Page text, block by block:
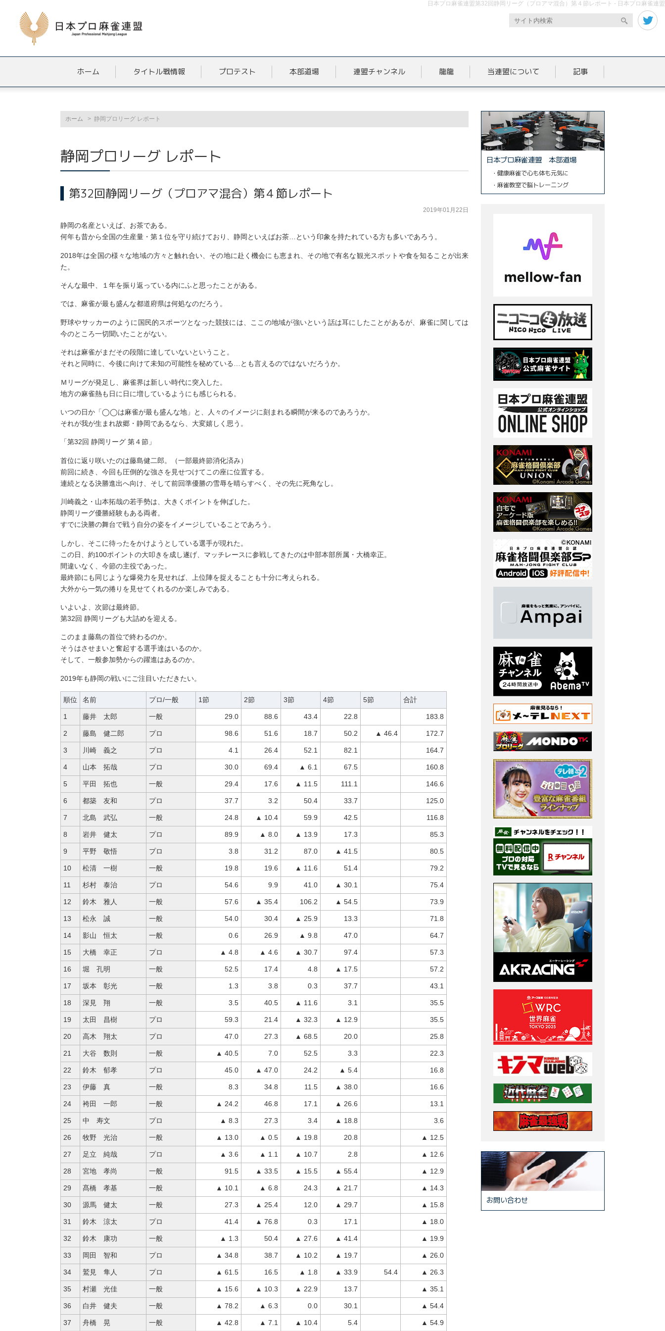
日本プロ麻雀連盟第32回静岡リーグ（プロアマ混合）第４節レポート - 日本プロ麻雀連盟
ホーム タイトル戦情報 プロテスト 本部道場 連盟チャンネル 龍龍 当連盟について 記事
ホーム 静岡プロリーグ レポート
静岡プロリーグ レポート
第32回静岡リーグ（プロアマ混合）第４節レポート
2019年01月22日
静岡の名産といえば、お茶である。
何年も昔から全国の生産量・第１位を守り続けており、静岡といえばお茶…という印象を持たれている方も多いであろう。
2018年は全国の様々な地域の方々と触れ合い、その地に赴く機会にも恵まれ、その地で有名な観光スポットや食を知ることが出来
た。
そんな最中、１年を振り返っている内にふと思ったことがある。
では、麻雀が最も盛んな都道府県は何処なのだろう。
野球やサッカーのように国民的スポーツとなった競技には、ここの地域が強いという話は耳にしたことがあるが、麻雀に関しては
今のところ一切聞いたことがない。
それは麻雀がまだその段階に達していないということ。
それと同時に、今後に向けて未知の可能性を秘めている…とも言えるのではないだろうか。
Ｍリーグが発足し、麻雀界は新しい時代に突入した。
地方の麻雀熱も日に日に増しているようにも感じられる。
いつの日か「◯◯は麻雀が最も盛んな地」と、人々のイメージに刻まれる瞬間が来るのであろうか。
それが我が生まれ故郷・静岡であるなら、大変嬉しく思う。
「第32回 静岡リーグ 第４節」
首位に返り咲いたのは藤島健二郎。（一部最終節消化済み）
前回に続き、今回も圧倒的な強さを見せつけてこの座に位置する。
連続となる決勝進出へ向け、そして前回準優勝の雪辱を晴らすべく、その先に死角なし。
川崎義之・山本拓哉の若手勢は、大きくポイントを伸ばした。
静岡リーグ優勝経験もある両者。
すでに決勝の舞台で戦う自分の姿をイメージしていることであろう。
しかし、そこに待ったをかけようとしている選手が現れた。
この日、約100ポイントの大叩きを成し遂げ、マッチレースに参戦してきたのは中部本部所属・大橋幸正。
間違いなく、今節の主役であった。
最終節にも同じような爆発力を見せれば、上位陣を捉えることも十分に考えられる。
大外から一気の捲りを見せてくれるのか楽しみである。
いよいよ、次節は最終節。
第32回 静岡リーグも大詰めを迎える。
このまま藤島の首位で終わるのか。
そうはさせまいと奮起する選手達はいるのか。
そして、一般参加勢からの躍進はあるのか。
2019年も静岡の戦いにご注目いただきたい。
順位 名前 プロ/一般 1節 2節 3節 4節 5節 合計
1 藤井 太郎 一般 29.0 88.6 43.4 22.8 183.8
2 藤島 健二郎 プロ 98.6 51.6 18.7 50.2 ▲ 46.4 172.7
3 川崎 義之 プロ 4.1 26.4 52.1 82.1 164.7
4 山本 拓哉 プロ 30.0 69.4 ▲ 6.1 67.5 160.8
5 平田 拓也 一般 29.4 17.6 ▲ 11.5 111.1 146.6
6 都築 友和 プロ 37.7 3.2 50.4 33.7 125.0
7 北島 武弘 一般 24.8 ▲ 10.4 59.9 42.5 116.8
8 岩井 健太 プロ 89.9 ▲ 8.0 ▲ 13.9 17.3 85.3
9 平野 敬悟 プロ 3.8 31.2 87.0 ▲ 41.5 80.5
10 松清 一樹 一般 19.8 19.6 ▲ 11.6 51.4 79.2
11 杉村 泰治 プロ 54.6 9.9 41.0 ▲ 30.1 75.4
12 鈴木 雅人 一般 57.6 ▲ 35.4 106.2 ▲ 54.5 73.9
13 松永 誠 一般 54.0 30.4 ▲ 25.9 13.3 71.8
14 影山 恒太 一般 0.6 26.9 ▲ 9.8 47.0 64.7
15 大橋 幸正 プロ ▲ 4.8 ▲ 4.6 ▲ 30.7 97.4 57.3
16 堀 孔明 一般 52.5 17.4 4.8 ▲ 17.5 57.2
17 坂本 彰光 一般 1.3 3.8 0.3 37.7 43.1
18 深見 翔 一般 3.5 40.5 ▲ 11.6 3.1 35.5
19 太田 昌樹 プロ 59.3 21.4 ▲ 32.3 ▲ 12.9 35.5
20 高木 翔太 プロ 47.0 27.3 ▲ 68.5 20.0 25.8
21 大谷 数則 一般 ▲ 40.5 7.0 52.5 3.3 22.3
22 鈴木 郁孝 プロ 45.0 ▲ 47.0 24.2 ▲ 5.4 16.8
23 伊藤 真 一般 8.3 34.8 11.5 ▲ 38.0 16.6
24 袴田 一郎 一般 ▲ 24.2 46.8 17.1 ▲ 26.6 13.1
25 中 寿文 プロ ▲ 8.3 27.3 3.4 ▲ 18.8 3.6
26 牧野 光治 一般 ▲ 13.0 ▲ 0.5 ▲ 19.8 20.8 ▲ 12.5
27 足立 純哉 プロ ▲ 3.6 ▲ 1.1 ▲ 10.7 2.8 ▲ 12.6
28 宮地 孝尚 一般 91.5 ▲ 33.5 ▲ 15.5 ▲ 55.4 ▲ 12.9
29 髙橋 孝基 一般 ▲ 10.1 ▲ 6.8 24.3 ▲ 21.7 ▲ 14.3
30 源馬 健太 一般 27.3 ▲ 25.4 12.0 ▲ 29.7 ▲ 15.8
31 鈴木 涼太 プロ 41.4 ▲ 76.8 0.3 17.1 ▲ 18.0
32 鈴木 康功 一般 ▲ 1.3 50.4 ▲ 27.6 ▲ 41.4 ▲ 19.9
33 岡田 智和 プロ ▲ 34.8 38.7 ▲ 10.2 ▲ 19.7 ▲ 26.0
34 鷲見 隼人 プロ ▲ 61.5 16.5 ▲ 1.8 ▲ 33.9 54.4 ▲ 26.3
35 村瀬 光佳 一般 ▲ 15.6 ▲ 10.3 ▲ 22.9 13.7 ▲ 35.1
36 白井 健夫 一般 ▲ 78.2 ▲ 6.3 0.0 30.1 ▲ 54.4
37 舟橋 晃 一般 ▲ 42.8 ▲ 7.1 ▲ 10.4 5.4 ▲ 54.9
日本プロ麻雀連盟 本部道場
・健康麻雀で心も体も元気に
・麻雀教室で脳トレーニング
お問い合わせ